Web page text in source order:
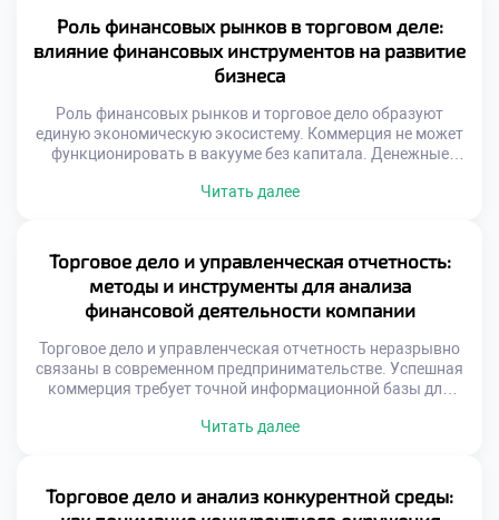
показателями. Творчество подчиняется коммерческим
целям бизнеса. Эмоциональный резонанс усиливает
рациональные аргументы. Целостность образа важнее
отдельных креативов. Успех приходит […]
Роль финансовых рынков в торговом деле:
влияние финансовых инструментов на развитие
бизнеса
Роль финансовых рынков и торговое дело образуют
единую экономическую экосистему. Коммерция не может
функционировать в вакууме без капитала. Денежные
Финансовые инструменты служат кровеносной системой
расширять ассортимент и географию. Хеджирование
защищает маржу от внешних шоков. Понимание рынка
капитала отличает предпринимателя от […]
Читать далее
Торговое дело и управленческая отчетность:
методы и инструменты для анализа
финансовой деятельности компании
Торговое дело и управленческая отчетность неразрывно
связаны в современном предпринимательстве. Успешная
коммерция требует точной информационной базы для
место фактологическому подходу. Финансовые
развитие эффективно. Отчетность трансформирует хаос
операций в структурированную систему. Менеджеры
Читать далее
Торговое дело и анализ конкурентной среды: